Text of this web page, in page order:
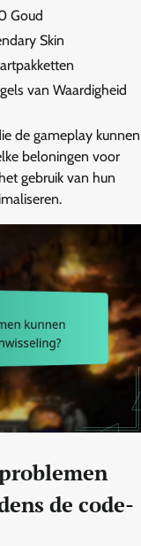
Goud
Skin
van Waardigheid
de gameplay kunnen
beloningen voor
gebruik van hun
de code-